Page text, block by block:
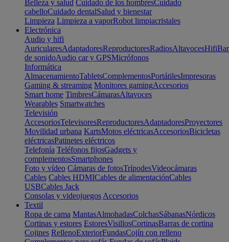
Belleza y salud Cuidado de los hombresCuidado
cabelloCuidado dentalSalud y bienestar
Limpieza Limpieza a vaporRobot limpiacristales
Electrónica
Audio y hifi
AuricularesAdaptadoresReproductoresRadiosAltavocesHifi
de sonidoAudio car y GPSMicrófonos
Informática
AlmacenamientoTabletsComplementosPortátilesImpresoras
Gaming & streaming Monitores gamingAccesorios
Smart home TimbresCámarasAltavoces
Wearables Smartwatches
Televisión
AccesoriosTelevisoresReproductoresAdaptadoresProyectores
Movilidad urbana KartsMotos eléctricasAccesoriosBicicletas
eléctricasPatinetes eléctricos
Telefonía Teléfonos fijosGadgets y
complementosSmartphones
Foto y vídeo Cámaras de fotosTrípodesVideocámaras
Cables Cables HDMICables de alimentaciónCables
USBCables Jack
Consolas y videojuegos Accesorios
Textil
Ropa de cama MantasAlmohadasColchasSábanasNórdicos
Cortinas y estores EstoresVisillosCortinasBarras de cortina
Cojines RellenoExteriorFundasCojín con relleno